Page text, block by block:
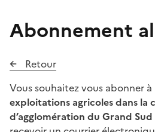
Abonnement
Retour
Vous souhaitez vous abonner
exploitations agricoles dans la
d’agglomération du Grand